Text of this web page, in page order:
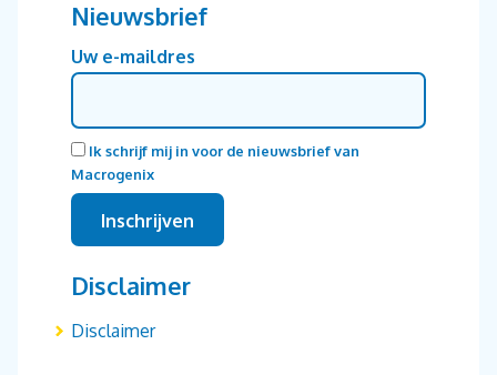
Nieuwsbrief
Uw e-maildres
Ik schrijf mij in voor de nieuwsbrief van
Macrogenix
Disclaimer
Disclaimer